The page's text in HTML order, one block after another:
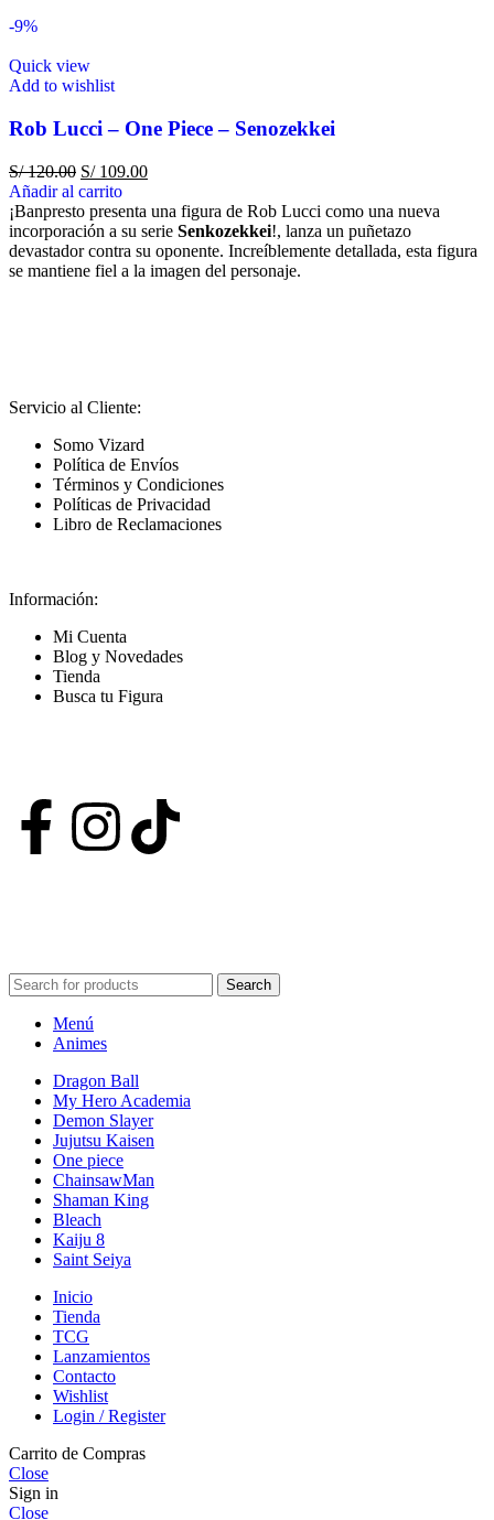
-9%
Quick view
Add to wishlist
Rob Lucci – One Piece – Senozekkei
S/120.00 S/109.00
Añadir al carrito
¡Banpresto presenta una figura de Rob Lucci como una nueva
incorporación a su serie Senkozekkei!, lanza un puñetazo
devastador contra su oponente. Increíblemente detallada, esta figura
se mantiene fiel a la imagen del personaje.
Servicio al Cliente:
Somo Vizard
Política de Envíos
Términos y Condiciones
Políticas de Privacidad
Libro de Reclamaciones
Información:
Mi Cuenta
Blog y Novedades
Tienda
Busca tu Figura
Search
Menú
Animes
Dragon Ball
My Hero Academia
Demon Slayer
Jujutsu Kaisen
One piece
ChainsawMan
Shaman King
Bleach
Kaiju 8
Saint Seiya
Inicio
Tienda
TCG
Lanzamientos
Contacto
Wishlist
Login / Register
Carrito de Compras
Close
Sign in
Close